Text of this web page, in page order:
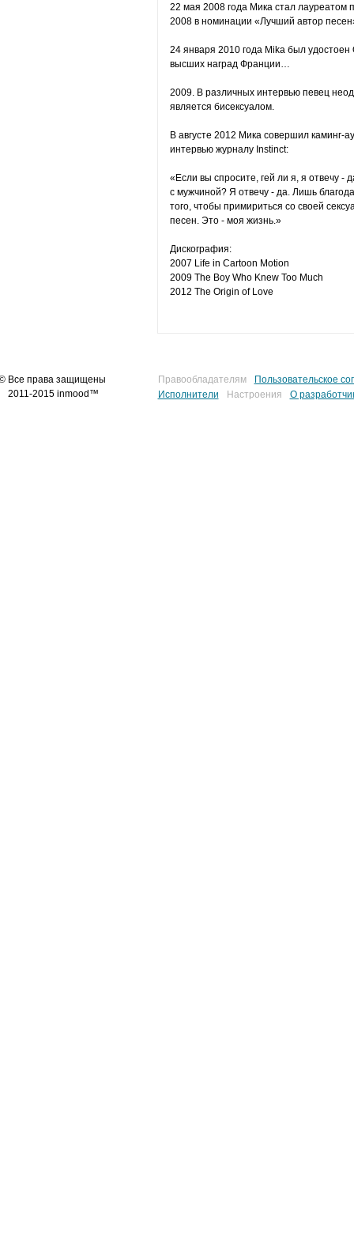
22 мая 2008 года Мика стал лауреатом
2008 в номинации «Лучший автор
24 января 2010 года Mika был
высших наград Франции…
2009. В различных интервью певец
является бисексуалом.
В августе 2012 Мика совершил каминг-
интервью журналу Instinct:
«Если вы спросите, гей ли я, я отвечу
с мужчиной? Я отвечу - да. Лишь
того, чтобы примириться со своей
песен. Это - моя жизнь.»
Дискография:
2007 Life in Cartoon Motion
2009 The Boy Who Knew Too Much
2012 The Origin of Love
Все права защищены
2011-2015 inmood™
Правообладателям
Пользовательское
Исполнители
Настроения О